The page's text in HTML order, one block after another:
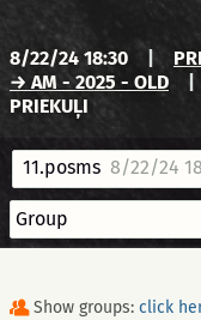
8/22/24 18:30
→ AM - 2025 - OLD
PRIEKUĻI
11.posms 8/22/24
Show groups: click